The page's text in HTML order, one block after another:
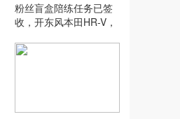
粉丝盲盒陪练任务已签
收，开东风本田HR-V，